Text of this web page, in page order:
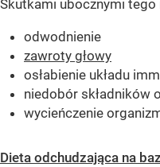
Skutkami ubocznymi
odwodnienie
zawroty głowy
osłabienie układu
niedobór składników
wycieńczenie
Dieta odchudzająca na